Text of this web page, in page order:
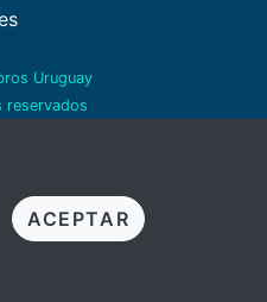
ACEPTAR
Uruguay
reservados